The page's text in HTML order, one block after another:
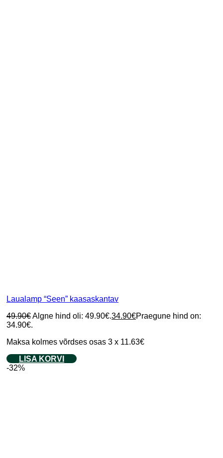
Laualamp “Seen” kaasaskantav
49.90€Algne hind oli: 49.90€.34.90€Praegune hind on:
34.90€.
Maksa kolmes võrdses osas 3 x 11.63€
LISA KORVI
-32%